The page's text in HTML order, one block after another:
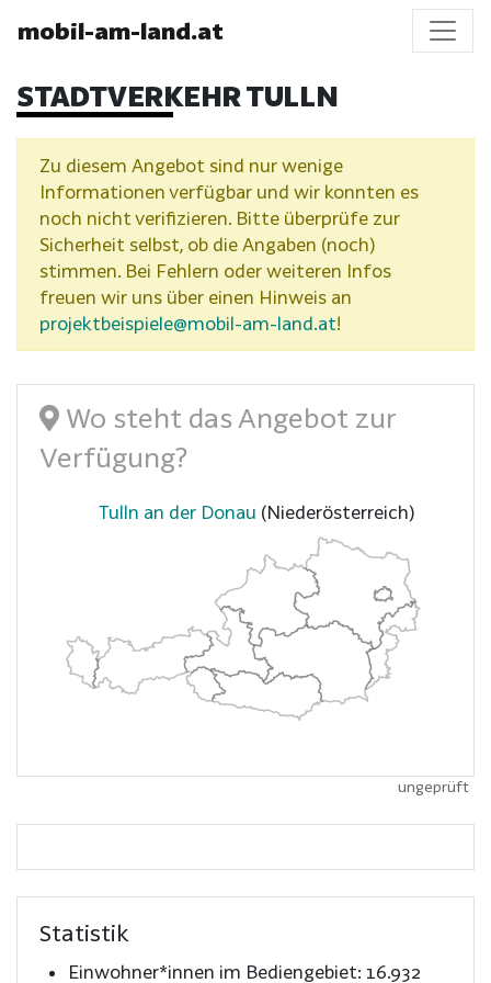
mobil-am-land.at
STADTVERKEHR TULLN
Zu diesem Angebot sind nur wenige
Informationen verfügbar und wir konnten es
noch nicht verifizieren. Bitte überprüfe zur
Sicherheit selbst, ob die Angaben (noch)
stimmen. Bei Fehlern oder weiteren Infos
freuen wir uns über einen Hinweis an
projektbeispiele@mobil-am-land.at!
Wo steht das Angebot zur
Verfügung?
Tulln an der Donau (Niederösterreich)
ungeprüft
Statistik
Einwohner*innen im Bediengebiet: 16.932